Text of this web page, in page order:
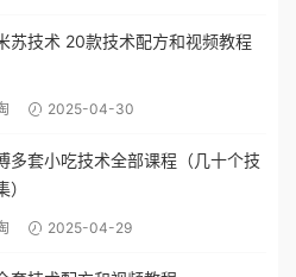
苏技术 20款技术配方和视频教程
2025-04-30
多套小吃技术全部课程（几十个技
）
2025-04-29